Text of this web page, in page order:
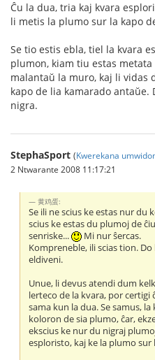
Ĉu la dua, tria kaj kvara
li metis la plumo sur la kapo
Se tio estis ebla, tiel la kvara
plumon, kiam tiu estas
malantaŭ la muro, kaj li vidas
kapo de lia kamarado antaŭe.
nigra.
StephaSport (Kwerekana
2 Ntwarante 2008 11:17:21
黄鸡蛋:
Se ili ne scius ke estas nur du
scius ke estas du plumoj de
senriske...
Mi nur ŝercas.
Kompreneble, ili scias tion.
eldiveni.
Unue, li devus atendi dum
lerteco de la kvara, por
sama kun la dua. Se samus,
koloron de sia plumo, ĉar,
ekscius ke nur du nigraj
esploristo, kaj ke la plumo sur